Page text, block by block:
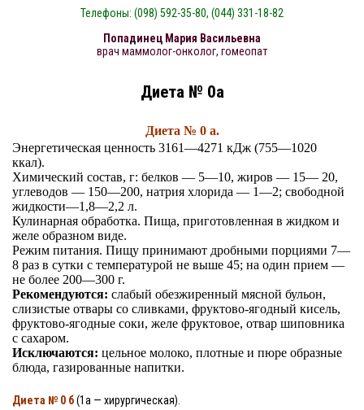
Телефоны: (098) 592-35-80, (044) 331-18-82
Попадинец Мария Васильевна
врач маммолог-онколог, гомеопат
Диета № 0а
Диета № 0 а.
Энергетическая ценность 3161—4271 кДж (755—1020
ккал).
Химический состав, г: белков — 5—10, жиров — 15— 20,
углеводов — 150—200, натрия хлорида — 1—2; свободной
жидкости—1,8—2,2 л.
Кулинарная обработка. Пища, приготовленная в жидком и
желе образном виде.
Режим питания. Пищу принимают дробными порциями 7—
8 раз в сутки с температурой не выше 45; на один прием —
не более 200—300 г.
Рекомендуются: слабый обезжиренный мясной бульон,
слизистые отвары со сливками, фруктово-ягодный кисель,
фруктово-ягодные соки, желе фруктовое, отвар шиповника
с сахаром.
Исключаются: цельное молоко, плотные и пюре образные
блюда, газированные напитки.
Диета № 0 б(1а — хирургическая).